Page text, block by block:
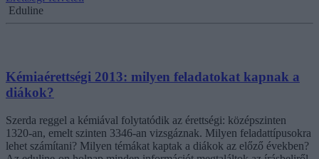
Eduline
Kémiaérettségi 2013: milyen feladatokat kapnak a
diákok?
Szerda reggel a kémiával folytatódik az érettségi: középszinten
1320-an, emelt szinten 3346-an vizsgáznak. Milyen feladattípusokra
lehet számítani? Milyen témákat kaptak a diákok az előző években?